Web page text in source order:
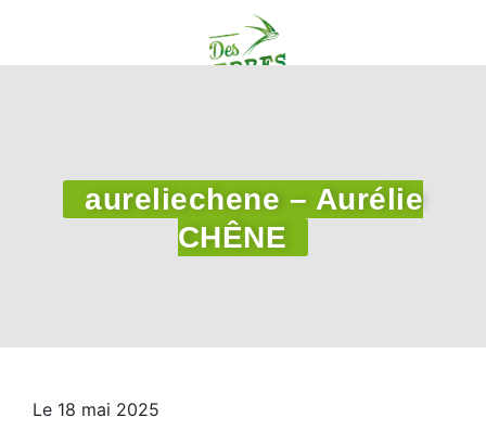
aureliechene – Aurélie
CHÊNE
Le 18 mai 2025